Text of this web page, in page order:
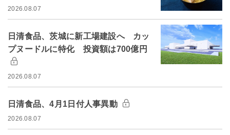
2026.08.07
日清食品、茨城に新工場建設へ カッ
プヌードルに特化 投資額は700億円
2026.08.07
日清食品、4月1日付人事異動
2026.08.07